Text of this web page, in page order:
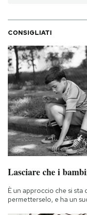
CONSIGLIATI
Lasciare che i
È un approccio che si
permetterselo, e ha un